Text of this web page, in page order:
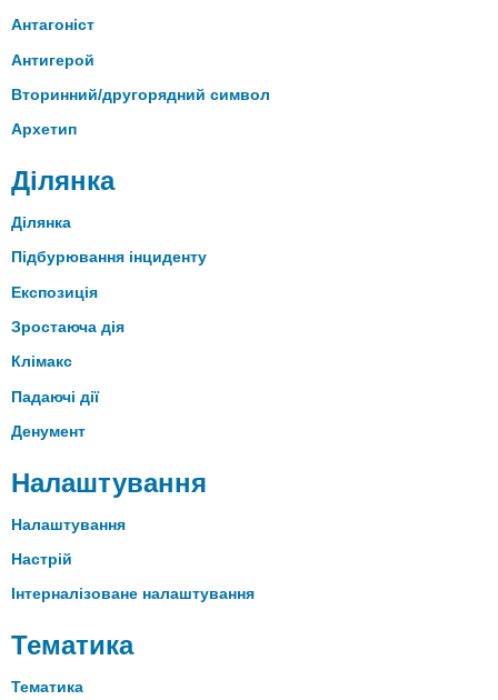
Антагоніст
Антигерой
Вторинний/другорядний символ
Архетип
Ділянка
Ділянка
Підбурювання інциденту
Експозиція
Зростаюча дія
Клімакс
Падаючі дії
Денумент
Налаштування
Налаштування
Настрій
Інтерналізоване налаштування
Тематика
Тематика